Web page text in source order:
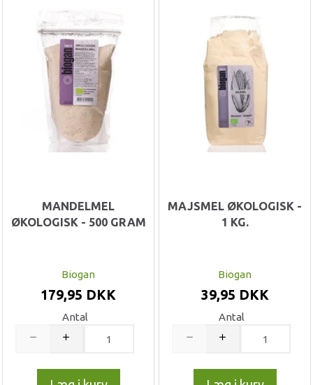
MANDELMEL
ØKOLOGISK - 500 GRAM
Biogan
179,95 DKK
Antal
MAJSMEL ØKOLOGISK -
1 KG.
Biogan
39,95 DKK
Antal